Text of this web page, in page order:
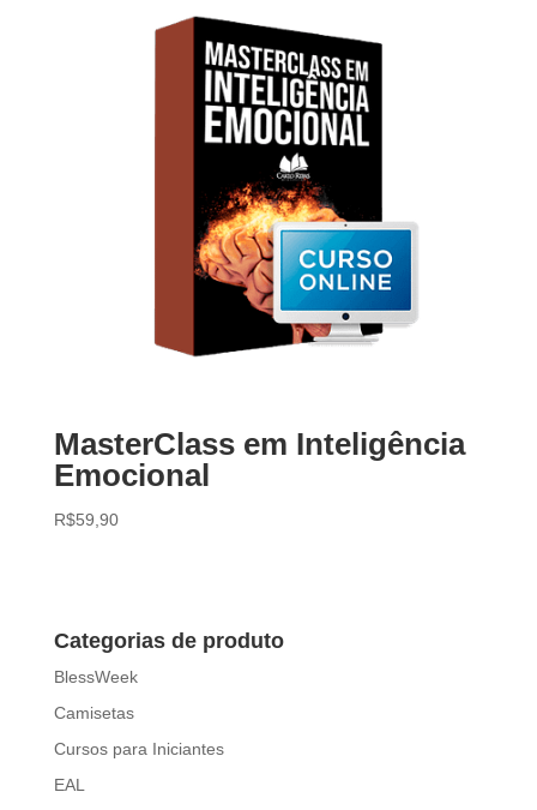
MasterClass em Inteligência
Emocional
R$59,90
Categorias de produto
BlessWeek
Camisetas
Cursos para Iniciantes
EAL